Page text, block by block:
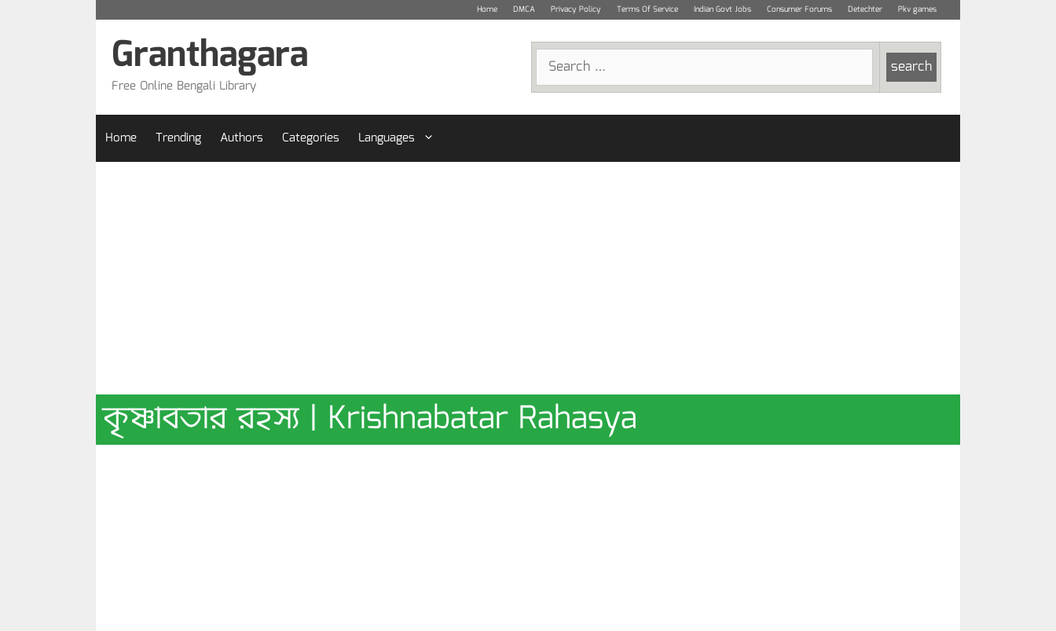
Home DMCA Privacy Policy Terms Of Service Indian Govt Jobs Consumer Forums Detechter Pkv games
Search
for:
Granthagara
Free Online Bengali Library
Home Trending Authors Categories Languages
কৃষ্ণাবতার রহস্য | Krishnabatar Rahasya